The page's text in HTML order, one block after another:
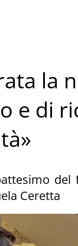
la
e di
Ceretta